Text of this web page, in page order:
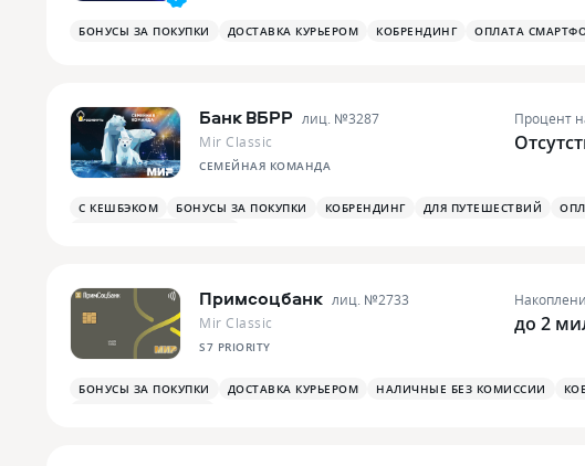
БОНУСЫ ЗА ПОКУПКИ ДОСТАВКА КУРЬЕРОМ КОБРЕНДИНГ ОПЛАТА
Банк ВБРР лиц. №3287
Mir Classic
СЕМЕЙНАЯ КОМАНДА
Процент
С КЕШБЭКОМ БОНУСЫ ЗА ПОКУПКИ КОБРЕНДИНГ ДЛЯ ПУТЕШЕСТВИЙ
Примсоцбанк лиц. №2733
Mir Classic
S7 PRIORITY
до 2
БОНУСЫ ЗА ПОКУПКИ ДОСТАВКА КУРЬЕРОМ НАЛИЧНЫЕ БЕЗ КОМИССИИ